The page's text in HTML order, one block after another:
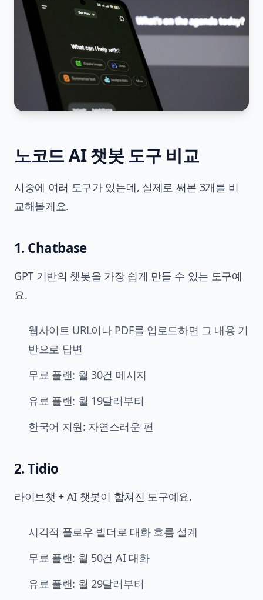
노코드 AI 챗봇 도구 비교
시중에 여러 도구가 있는데, 실제로 써본 3개를 비
교해볼게요.
1. Chatbase
GPT 기반의 챗봇을 가장 쉽게 만들 수 있는 도구예
요.
웹사이트 URL이나 PDF를 업로드하면 그 내용 기
반으로 답변
무료 플랜: 월 30건 메시지
유료 플랜: 월 19달러부터
한국어 지원: 자연스러운 편
2. Tidio
라이브챗 + AI 챗봇이 합쳐진 도구예요.
시각적 플로우 빌더로 대화 흐름 설계
무료 플랜: 월 50건 AI 대화
유료 플랜: 월 29달러부터